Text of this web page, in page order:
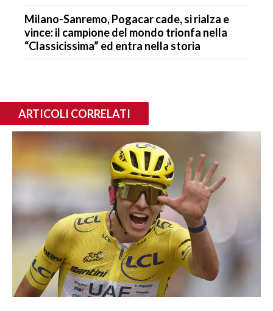
Milano-Sanremo, Pogacar cade, si rialza e
vince: il campione del mondo trionfa nella
“Classicissima” ed entra nella storia
ARTICOLI CORRELATI